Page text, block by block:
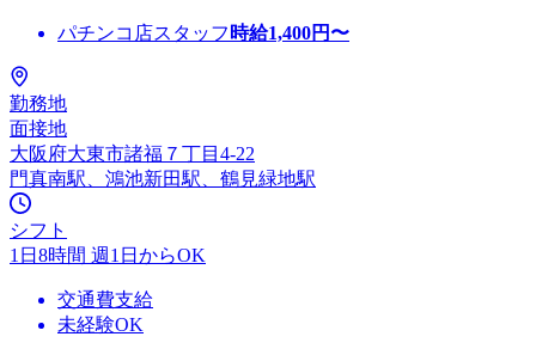
パチンコ店スタッフ 時給1,400円〜
勤務地
面接地
大阪府大東市諸福７丁目4-22
門真南駅、鴻池新田駅、鶴見緑地駅
シフト
1日8時間 週1日からOK
交通費支給
未経験OK